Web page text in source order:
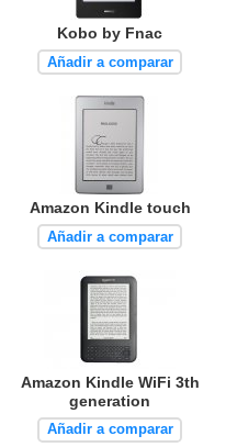
Kobo by Fnac
Añadir a comparar
Amazon Kindle touch
Añadir a comparar
Amazon Kindle WiFi 3th
generation
Añadir a comparar